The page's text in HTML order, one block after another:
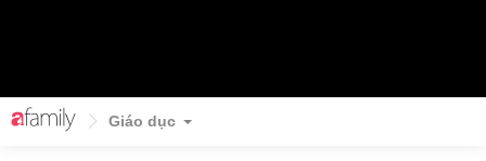
Giáo dục